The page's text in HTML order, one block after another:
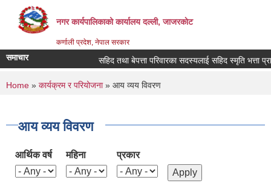
नगर कार्यपालिकाको कार्यालय दल्ली, जाजरकाेट
कर्णाली प्रदेश, नेपाल सरकार
समाचार सहिद तथा बेपत्ता परिवारका सदस्यलाई सहिद स्मृति भत्ता
You are here
Home » कार्यक्रम र परियोजना» आय व्यय विवरण
आय व्यय विवरण
आर्थिक वर्ष महिना प्रकार